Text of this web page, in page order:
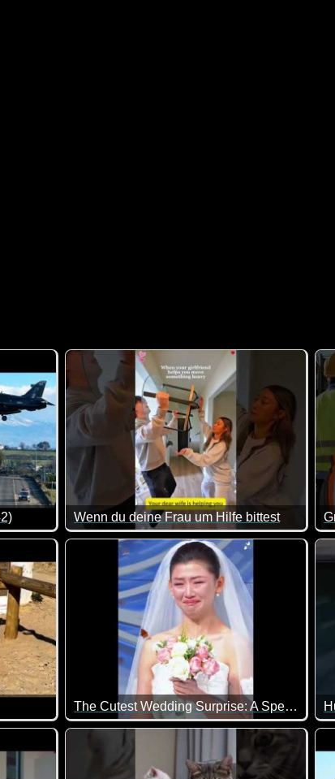
lustigen Videos. Klasse gemacht, da von allem was
Wenn du deine Frau um Hilfe bittest
Da kommen die Frauen jetzt nicht ganz so
nie passieren.
The Cutest Wedding Surprise: A Special Animal Guest Crashes Our Big Day! â i